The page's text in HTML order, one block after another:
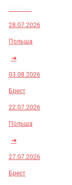
28.07.2026
Польша
➜
03.08.2026
Брест
22.07.2026
Польша
➜
27.07.2026
Брест